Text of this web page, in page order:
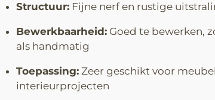
Structuur:Fijne nerf en rustige
Bewerkbaarheid:Goed te bewerken,
als handmatig
Toepassing:Zeer geschikt voor
interieurprojecten